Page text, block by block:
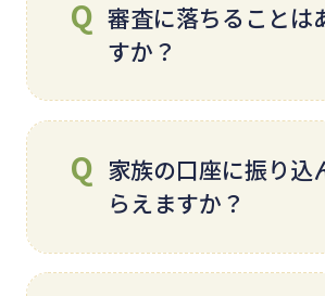
ればキャンセル可能
審査に落ちることは
すか？
査はございません。
のクレジットカード
す。
家族の口座に振り込
らえますか？